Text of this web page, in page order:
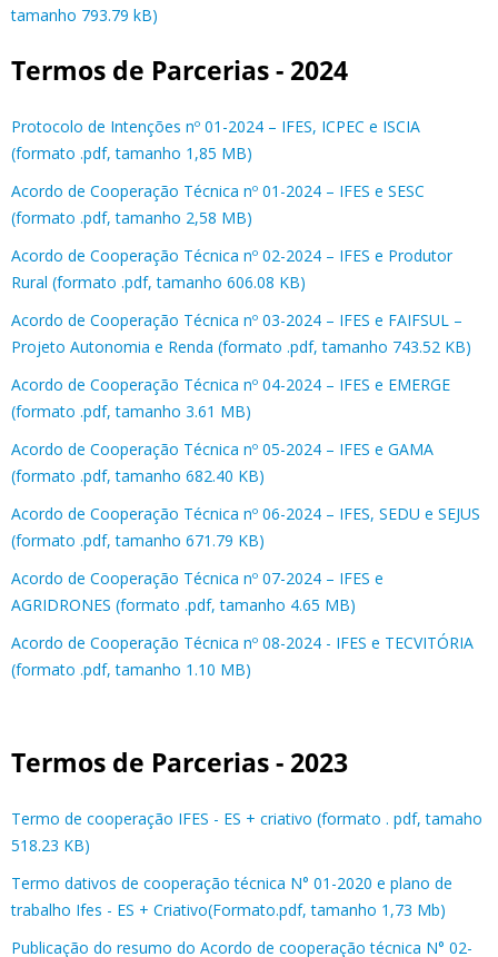
tamanho 793.79 kB)
Termos de Parcerias - 2024
Protocolo de Intenções nº 01-2024 – IFES, ICPEC e ISCIA
(formato .pdf, tamanho 1,85 MB)
Acordo de Cooperação Técnica nº 01-2024 – IFES e SESC
(formato .pdf, tamanho 2,58 MB)
Acordo de Cooperação Técnica nº 02-2024 – IFES e Produtor
Rural (formato .pdf, tamanho 606.08 KB)
Acordo de Cooperação Técnica nº 03-2024 – IFES e FAIFSUL –
Projeto Autonomia e Renda (formato .pdf, tamanho 743.52 KB)
Acordo de Cooperação Técnica nº 04-2024 – IFES e EMERGE
(formato .pdf, tamanho 3.61 MB)
Acordo de Cooperação Técnica nº 05-2024 – IFES e GAMA
(formato .pdf, tamanho 682.40 KB)
Acordo de Cooperação Técnica nº 06-2024 – IFES, SEDU e SEJUS
(formato .pdf, tamanho 671.79 KB)
Acordo de Cooperação Técnica nº 07-2024 – IFES e
AGRIDRONES (formato .pdf, tamanho 4.65 MB)
Acordo de Cooperação Técnica nº 08-2024 - IFES e TECVITÓRIA
(formato .pdf, tamanho 1.10 MB)
Termos de Parcerias - 2023
Termo de cooperação IFES - ES + criativo (formato . pdf, tamaho
518.23 KB)
Termo dativos de cooperação técnica N° 01-2020 e plano de
trabalho Ifes - ES + Criativo(Formato.pdf, tamanho 1,73 Mb)
Publicação do resumo do Acordo de cooperação técnica N° 02-